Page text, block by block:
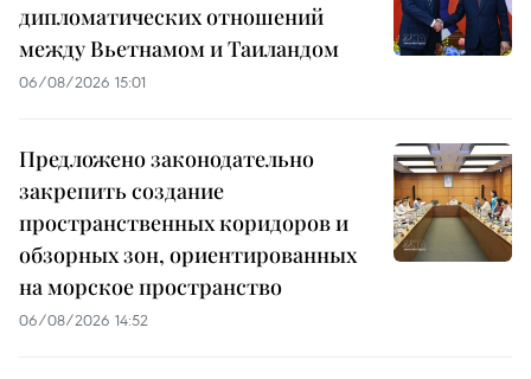
дипломатических отношений
между Вьетнамом и Таиландом
06/08/2026 15:01
Предложено законодательно
закрепить создание
пространственных коридоров и
обзорных зон, ориентированных
на морское пространство
06/08/2026 14:52